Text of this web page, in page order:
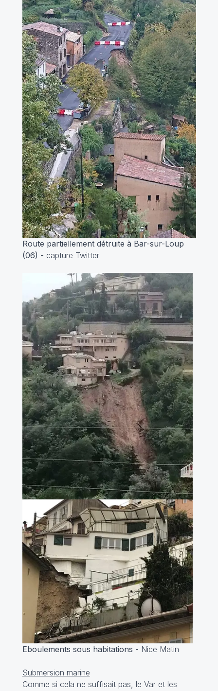
Route partiellement détruite à Bar-sur-Loup
(06) - capture Twitter
Eboulements sous habitations - Nice Matin
Submersion marine
Comme si cela ne suffisait pas, le Var et les